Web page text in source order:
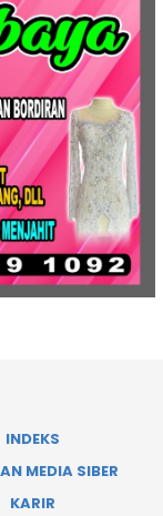
INDEKS
MEDIA SIBER
KARIR